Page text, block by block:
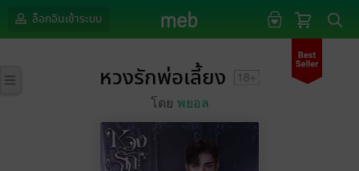
ล็อกอินเข้าระบบ
หวงรักพ่อเลี้ยง
โดย พยอล